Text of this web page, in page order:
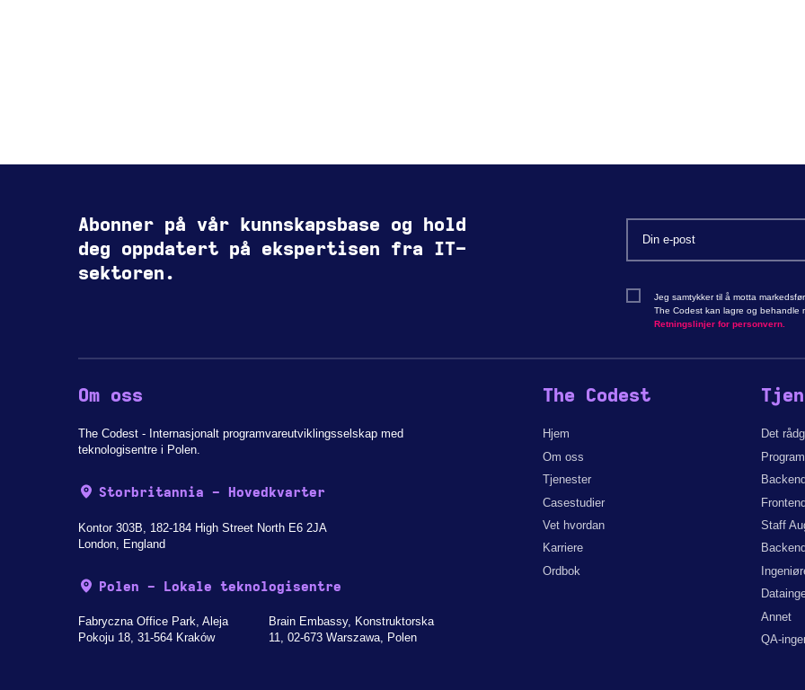
Abonner på vår kunnskapsbase og hold
deg oppdatert på ekspertisen fra IT-
sektoren.
Jeg samtykker til å motta
The Codest kan lagre og behandle
Retningslinjer for personvern.
Om oss
The Codest - Internasjonalt programvareutviklingsselskap med
teknologisentre i Polen.
Storbritannia - Hovedkvarter
Kontor 303B, 182-184 High Street North E6 2JA
London, England
Polen - Lokale teknologisentre
Fabryczna Office Park, Aleja
Pokoju 18, 31-564 Kraków
Brain Embassy, Konstruktorska
11, 02-673 Warszawa, Polen
The Codest
Hjem
Om oss
Tjenester
Casestudier
Vet hvordan
Karriere
Ordbok
Det
Staff
Annet
QA-